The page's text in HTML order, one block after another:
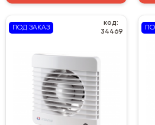
ПОД ЗАКАЗ
код:
34469